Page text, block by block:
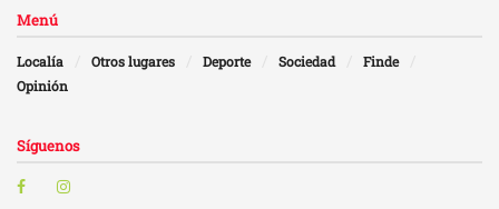
Menú
Localía Otros lugares Deporte Sociedad
Finde
Opinión
Síguenos